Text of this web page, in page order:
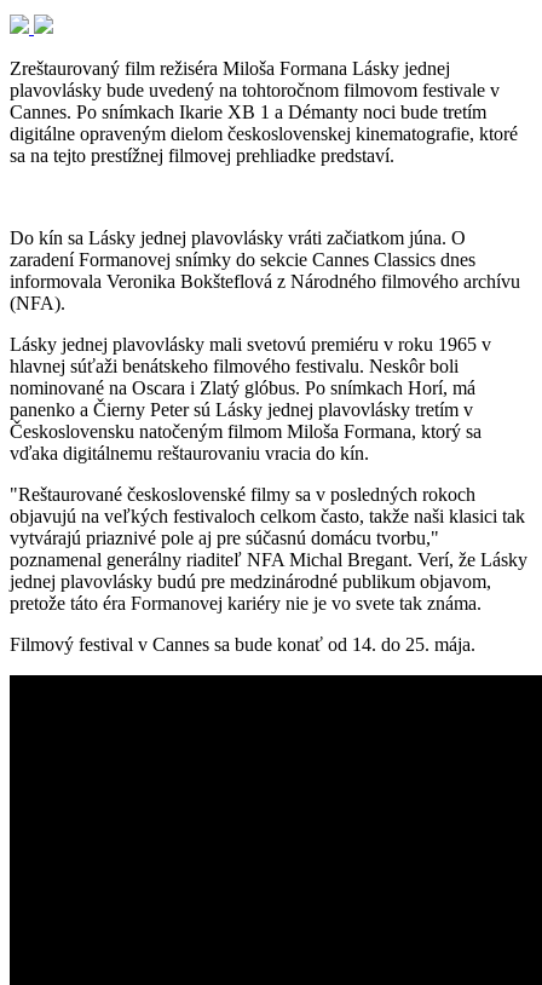
Zreštaurovaný film režiséra Miloša Formana Lásky jednej
plavovlásky bude uvedený na tohtoročnom filmovom festivale v
Cannes. Po snímkach Ikarie XB 1 a Démanty noci bude tretím
digitálne opraveným dielom československej kinematografie, ktoré
sa na tejto prestížnej filmovej prehliadke predstaví.
Do kín sa Lásky jednej plavovlásky vráti začiatkom júna. O
zaradení Formanovej snímky do sekcie Cannes Classics dnes
informovala Veronika Bokšteflová z Národného filmového archívu
(NFA).
Lásky jednej plavovlásky mali svetovú premiéru v roku 1965 v
hlavnej súťaži benátskeho filmového festivalu. Neskôr boli
nominované na Oscara i Zlatý glóbus. Po snímkach Horí, má
panenko a Čierny Peter sú Lásky jednej plavovlásky tretím v
Československu natočeným filmom Miloša Formana, ktorý sa
vďaka digitálnemu reštaurovaniu vracia do kín.
"Reštaurované československé filmy sa v posledných rokoch
objavujú na veľkých festivaloch celkom často, takže naši klasici tak
vytvárajú priaznivé pole aj pre súčasnú domácu tvorbu,"
poznamenal generálny riaditeľ NFA Michal Bregant. Verí, že Lásky
jednej plavovlásky budú pre medzinárodné publikum objavom,
pretože táto éra Formanovej kariéry nie je vo svete tak známa.
Filmový festival v Cannes sa bude konať od 14. do 25. mája.